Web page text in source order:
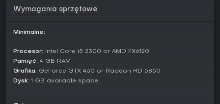
Wymagania sprzętowe
Minimalne:
Procesor: Intel Core i5 2300 or AMD FX6120
Pamięć: 4 GB RAM
Grafika: GeForce GTX 460 or Radeon HD 5850
Dysk: 1 GB available space